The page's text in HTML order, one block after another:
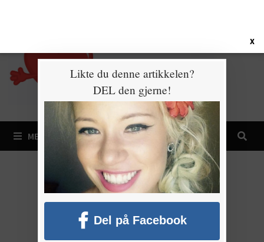
MENY
X
Likte du denne artikkelen?
DEL den gjerne!
Del på Facebook